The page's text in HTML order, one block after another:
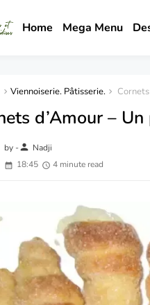
Home Mega Menu
Viennoiserie. Pâtisserie.
d’Amour –
by -person Nadji
18:45
4 minute read